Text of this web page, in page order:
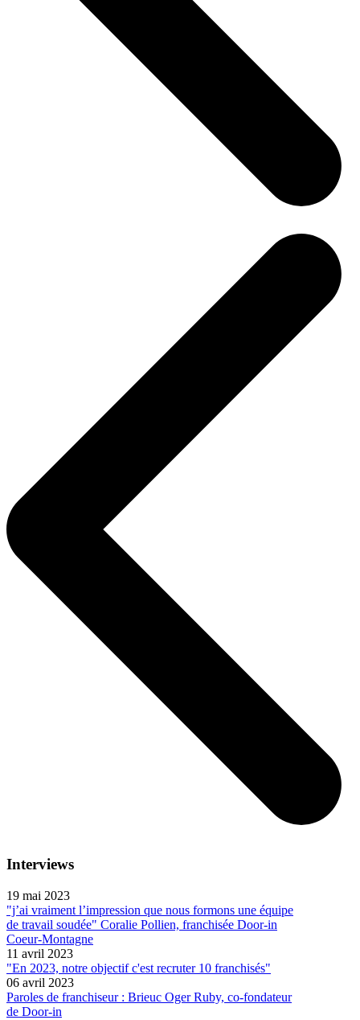
Interviews
19 mai 2023
"j’ai vraiment l’impression que nous formons une équipe
de travail soudée" Coralie Pollien, franchisée Door-in
Coeur-Montagne
11 avril 2023
"En 2023, notre objectif c'est recruter 10 franchisés"
06 avril 2023
Paroles de franchiseur : Brieuc Oger Ruby, co-fondateur
de Door-in